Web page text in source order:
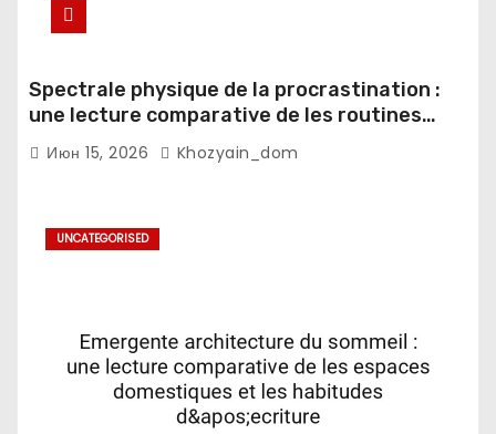
Spectrale physique de la procrastination :
une lecture comparative de les routines
numeriques et les notifications mobiles
Июн 15, 2026 Khozyain_dom
UNCATEGORISED